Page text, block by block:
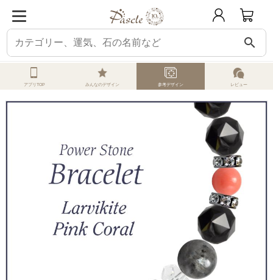
search
ホーム オーダーメイド 参考デザイン ラルビカイト ラルビカイト・ピ
アプリTOP みんなのデザイン 参考デザイン レビュー